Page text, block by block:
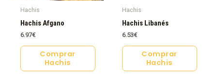
Hachis
Hachis Afgano
6.97€
Comprar
Hachis
Hachis
Hachis Libanés
6.53€
Comprar
Hachis